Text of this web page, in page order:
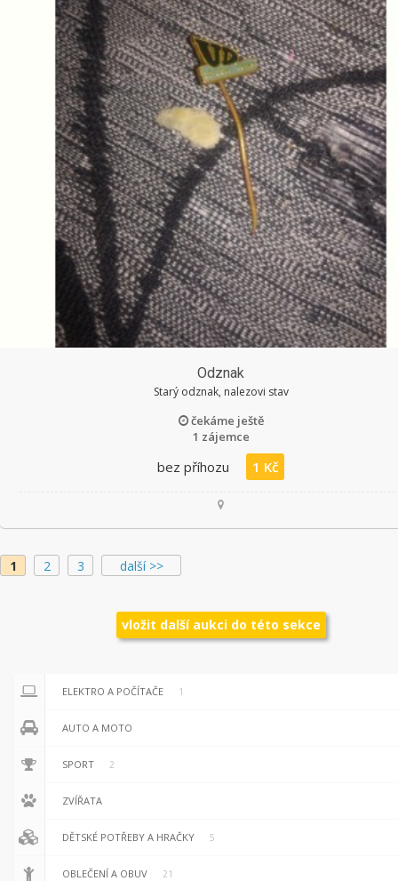
Odznak
Starý odznak, nalezovi stav
čekáme ještě
1 zájemce
bez příhozu 1 Kč
1 2 3 další >>
vložit další aukci do této sekce
ELEKTRO A POČÍTAČE 1
AUTO A MOTO
SPORT 2
ZVÍŘATA
DĚTSKÉ POTŘEBY A HRAČKY 5
OBLEČENÍ A OBUV 21